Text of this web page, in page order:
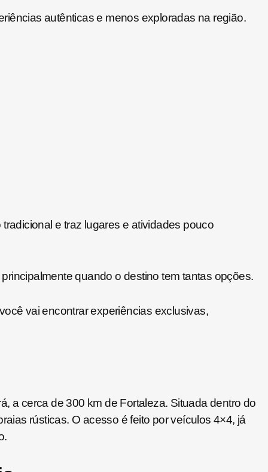
autênticas e menos exploradas na região.
e traz lugares e atividades pouco
quando o destino tem tantas opções.
vai encontrar experiências exclusivas,
a cerca de 300 km de Fortaleza. Situada dentro do
rústicas. O acesso é feito por veículos 4×4, já